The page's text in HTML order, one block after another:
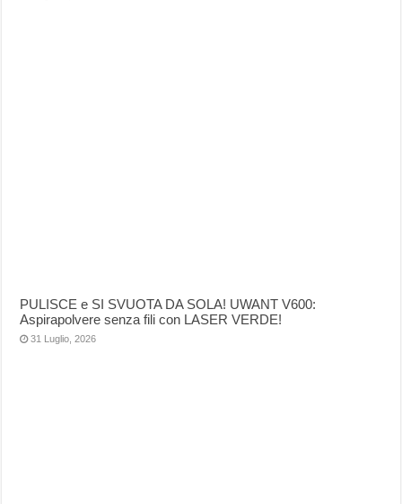
PULISCE e SI SVUOTA DA SOLA! UWANT V600:
Aspirapolvere senza fili con LASER VERDE!
31 Luglio, 2026